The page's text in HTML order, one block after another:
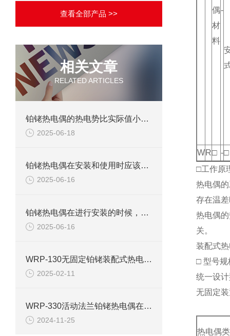
查看全部产品 >>
相关文章
RELATED ARTICLES
铂铑热电偶的热电势比实际值小该如何处理？
2025-06-18
铂铑热电偶在安装和使用时应该注意哪些方面
2025-06-16
铂铑热电偶在进行安装的时候，具体的步骤是什么？
2025-06-16
WRP-130无固定铂铑装配式热电偶使用说明
2025-02-11
WRP-330活动法兰铂铑热电偶在高温工业生产过程中的运用
2024-11-25
偶
材
料
-
W R□ -□
□工作原
热电偶
存在温
热电偶
关。
装配式
□ 型号规
统一设
无固定
热电偶